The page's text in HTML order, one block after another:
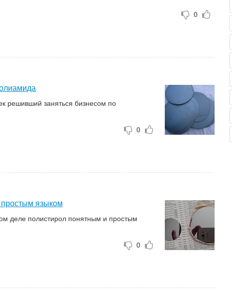
0
решивший заняться бизнесом по
0
языком
деле полистирол понятным и простым
0